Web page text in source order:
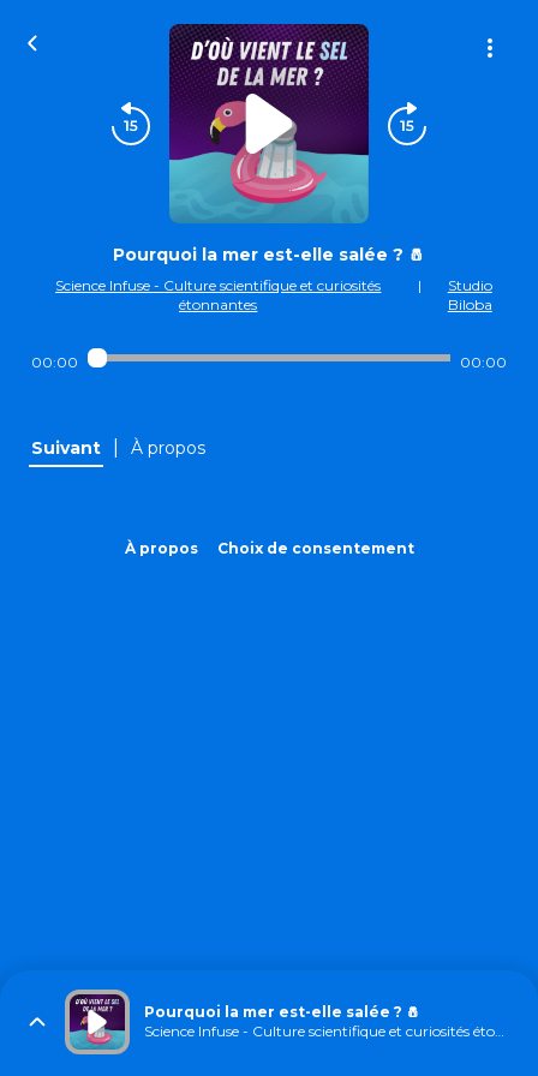
Pourquoi la mer est-elle salée ? 🧂
Science Infuse - Culture scientifique et curiosités
étonnantes
|
Studio
Biloba
00:00 00:00
Suivant À propos
À propos Choix de consentement
Pourquoi la mer est-elle salée ? 🧂
Science Infuse - Culture scientifique et curiosités étonnantes